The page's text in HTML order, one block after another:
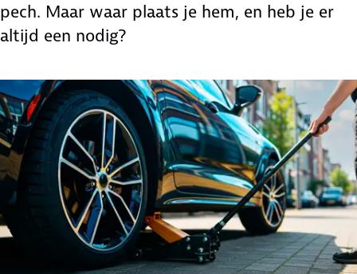
pech. Maar waar plaats je hem, en heb je er
altijd een nodig?